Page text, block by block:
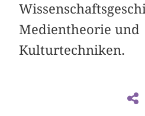
Medientheorie und
Kulturtechniken.